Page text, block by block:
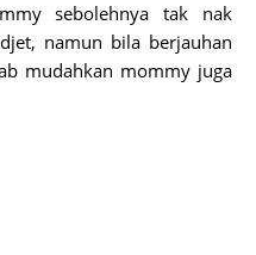
sebolehnya tak nak
namun bila berjauhan
mudahkan mommy juga